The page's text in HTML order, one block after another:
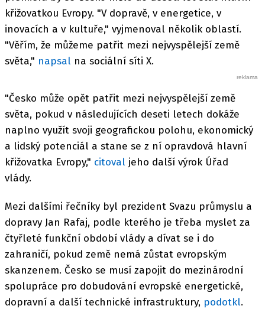
křižovatkou Evropy. "V dopravě, v energetice, v
inovacích a v kultuře," vyjmenoval několik oblastí.
"Věřím, že můžeme patřit mezi nejvyspělejší země
světa," napsal na sociální síti X.
"Česko může opět patřit mezi nejvyspělejší země
světa, pokud v následujících deseti letech dokáže
naplno využít svoji geografickou polohu, ekonomický
a lidský potenciál a stane se z ní opravdová hlavní
křižovatka Evropy," citoval jeho další výrok Úřad
vlády.
Mezi dalšími řečníky byl prezident Svazu průmyslu a
dopravy Jan Rafaj, podle kterého je třeba myslet za
čtyřleté funkční období vlády a dívat se i do
zahraničí, pokud země nemá zůstat evropským
skanzenem. Česko se musí zapojit do mezinárodní
spolupráce pro dobudování evropské energetické,
dopravní a další technické infrastruktury, podotkl.